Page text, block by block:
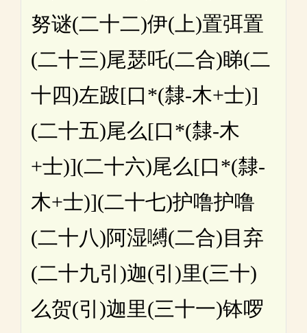
努谜(二十二)伊(上)置弭置
(二十三)尾瑟吒(二合)睇(二
十四)左跛[口*(隸-木+士)]
(二十五)尾么[口*(隸-木
+士)](二十六)尾么[口*(隸-
木+士)](二十七)护噜护噜
(二十八)阿湿嚩(二合)目弃
(二十九引)迦(引)里(三十)
么贺(引)迦里(三十一)钵啰